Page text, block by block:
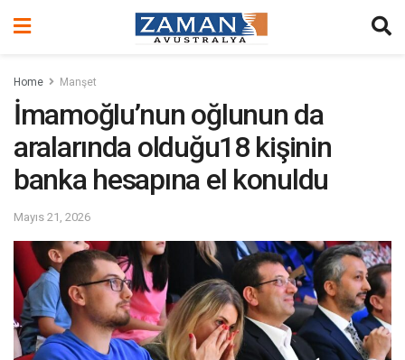
Home Manşet
İmamoğlu’nun oğlunun da
aralarında olduğu18 kişinin
banka hesapına el konuldu
Mayıs 21, 2026